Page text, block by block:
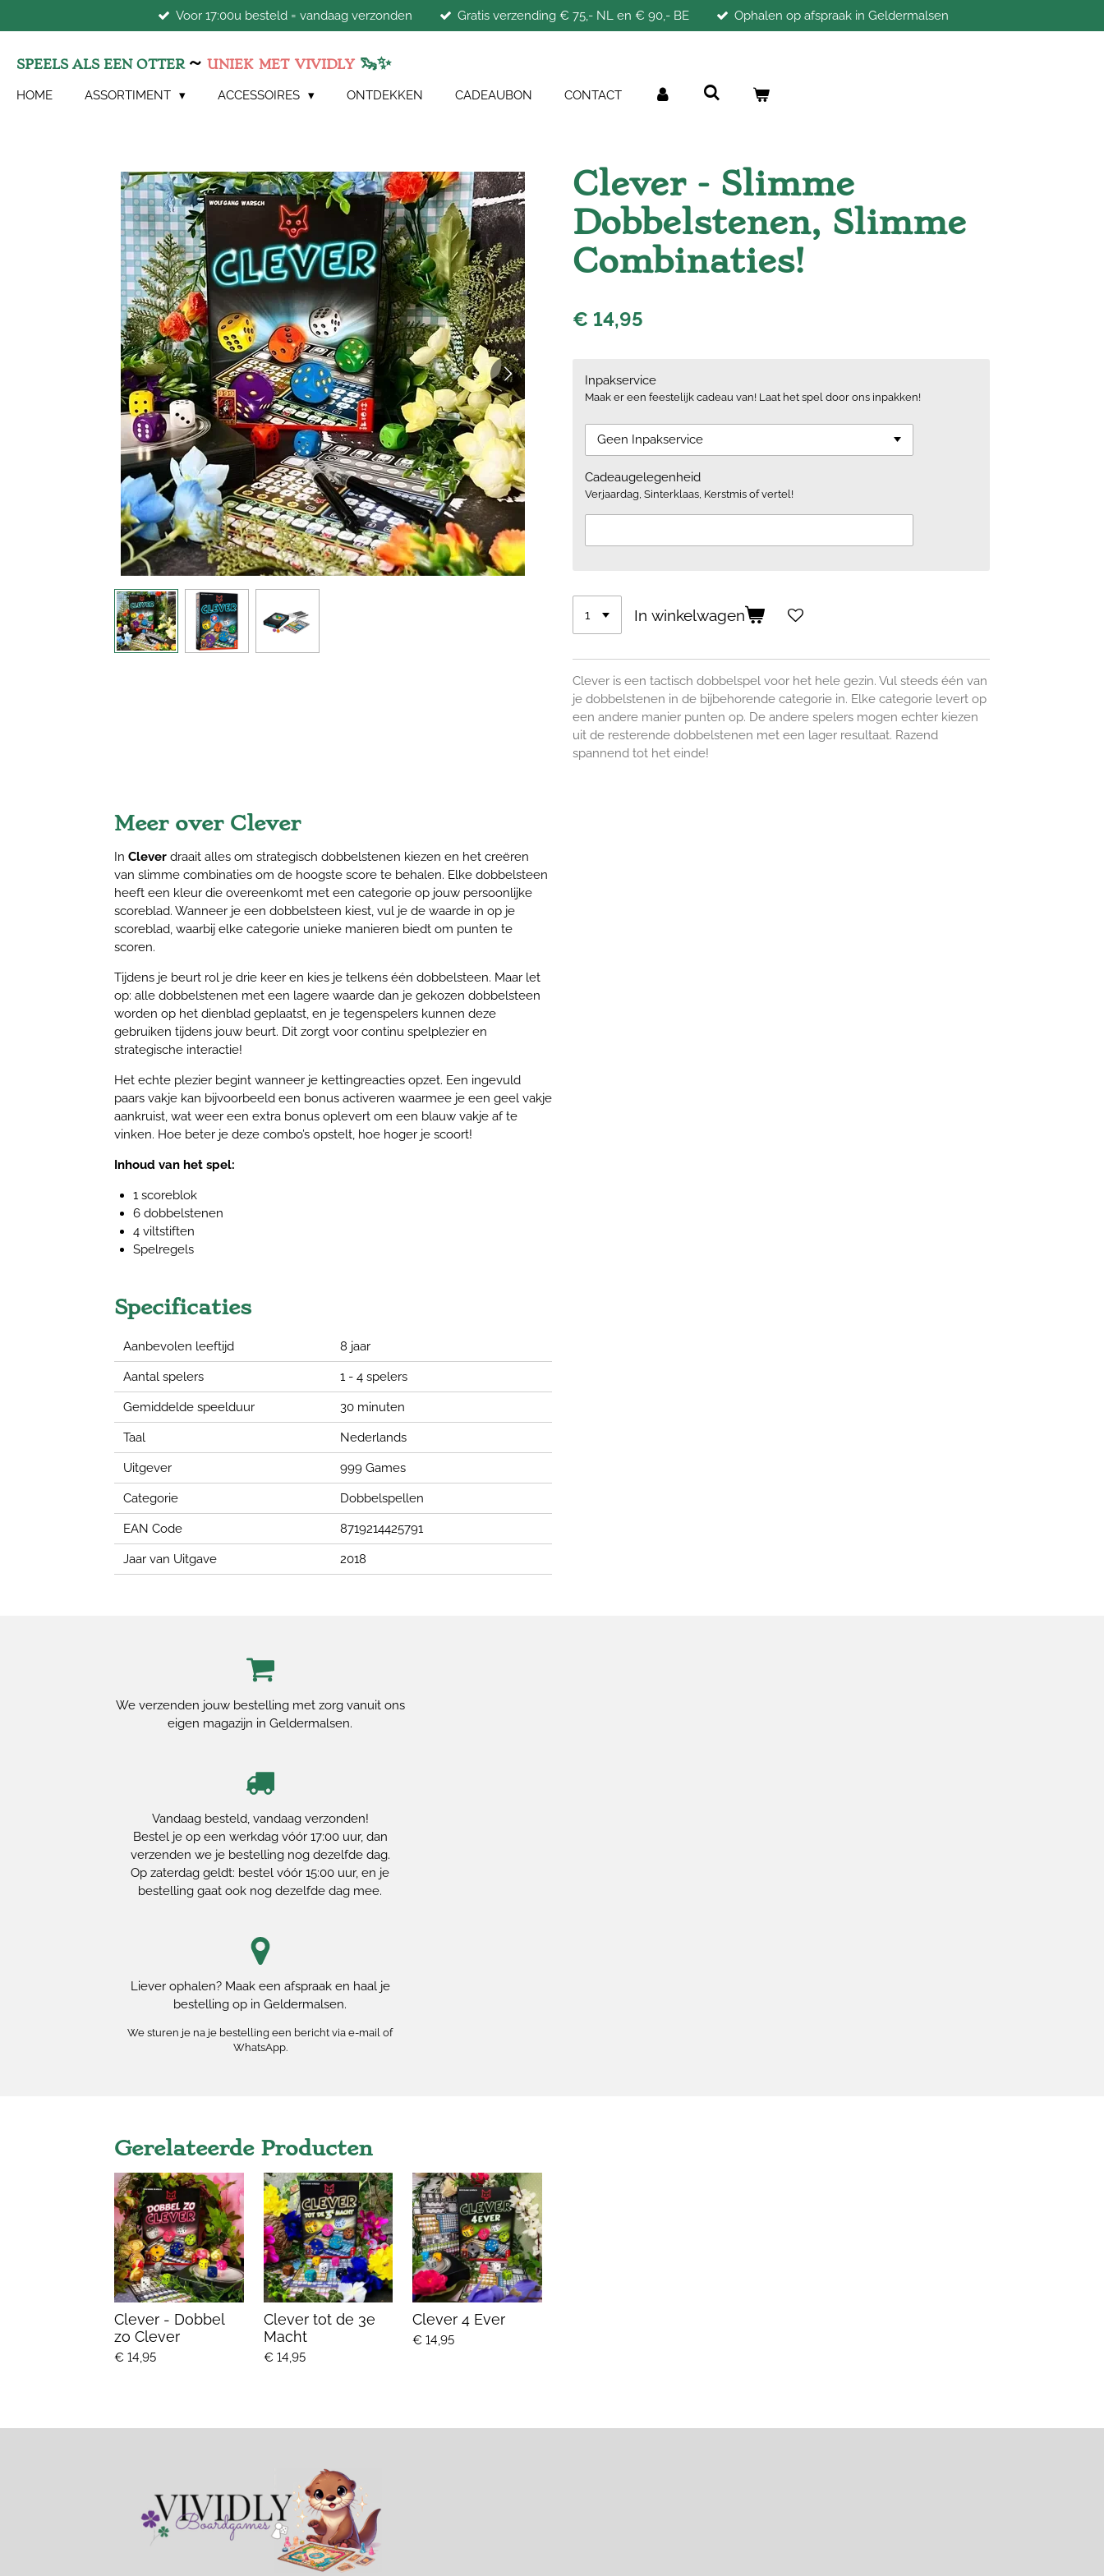
direct
de
hoofdinhoud
Voor 17:00u besteld = vandaag verzonden Gratis verzending € 75,- NL en € 90,- BE Ophalen op afspraak in Geldermalsen
SPEELS ALS EEN OTTER ~ UNIEK MET VIVIDLY 🦦✨
HOME ASSORTIMENT ACCESSOIRES ONTDEKKEN CADEAUBON CONTACT
Clever - Slimme
Dobbelstenen, Slimme
Combinaties!
€ 14,95
Inpakservice
Maak er een feestelijk cadeau van! Laat het spel door ons inpakken!
Cadeaugelegenheid
Verjaardag, Sinterklaas, Kerstmis of vertel!
In winkelwagen
Clever is een tactisch dobbelspel voor het hele gezin. Vul steeds één van
je dobbelstenen in de bijbehorende categorie in. Elke categorie levert op
een andere manier punten op. De andere spelers mogen echter kiezen
uit de resterende dobbelstenen met een lager resultaat. Razend
spannend tot het einde!
Meer over Clever
In Clever draait alles om strategisch dobbelstenen kiezen en het creëren
van slimme combinaties om de hoogste score te behalen. Elke dobbelsteen
heeft een kleur die overeenkomt met een categorie op jouw persoonlijke
scoreblad. Wanneer je een dobbelsteen kiest, vul je de waarde in op je
scoreblad, waarbij elke categorie unieke manieren biedt om punten te
scoren.
Tijdens je beurt rol je drie keer en kies je telkens één dobbelsteen. Maar let
op: alle dobbelstenen met een lagere waarde dan je gekozen dobbelsteen
worden op het dienblad geplaatst, en je tegenspelers kunnen deze
gebruiken tijdens jouw beurt. Dit zorgt voor continu spelplezier en
strategische interactie!
Het echte plezier begint wanneer je kettingreacties opzet. Een ingevuld
paars vakje kan bijvoorbeeld een bonus activeren waarmee je een geel vakje
aankruist, wat weer een extra bonus oplevert om een blauw vakje af te
vinken. Hoe beter je deze combo’s opstelt, hoe hoger je scoort!
Inhoud van het spel:
1 scoreblok
6 dobbelstenen
4 viltstiften
Spelregels
Specificaties
Aanbevolen leeftijd 8 jaar
Aantal spelers 1 - 4 spelers
Gemiddelde speelduur 30 minuten
Taal Nederlands
Uitgever 999 Games
Categorie Dobbelspellen
EAN Code 8719214425791
Jaar van Uitgave 2018
We verzenden jouw bestelling met zorg vanuit ons
eigen magazijn in Geldermalsen.
Vandaag besteld, vandaag verzonden!
Bestel je op een werkdag vóór 17:00 uur, dan
verzenden we je bestelling nog dezelfde dag.
Op zaterdag geldt: bestel vóór 15:00 uur, en je
bestelling gaat ook nog dezelfde dag mee.
Liever ophalen? Maak een afspraak en haal je
bestelling op in Geldermalsen.
We sturen je na je bestelling een bericht via e-mail of
WhatsApp.
Gerelateerde Producten
Clever - Dobbel
zo Clever
€ 14,95
Clever tot de 3e
Macht
€ 14,95
Clever 4 Ever
€ 14,95